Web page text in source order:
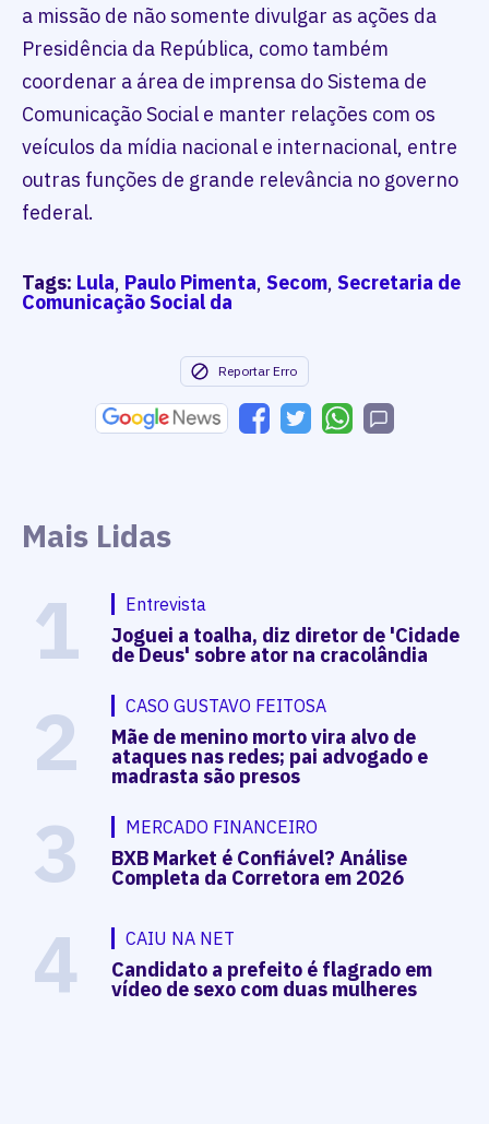
a missão de não somente divulgar as ações da
Presidência da República, como também
coordenar a área de imprensa do Sistema de
Comunicação Social e manter relações com os
veículos da mídia nacional e internacional, entre
outras funções de grande relevância no governo
federal.
Tags: Lula, Paulo Pimenta, Secom, Secretaria de
Comunicação Social da
Reportar Erro
Mais Lidas
1 Entrevista
Joguei a toalha, diz diretor de 'Cidade
de Deus' sobre ator na cracolândia
2 CASO GUSTAVO FEITOSA
Mãe de menino morto vira alvo de
ataques nas redes; pai advogado e
madrasta são presos
3 MERCADO FINANCEIRO
BXB Market é Confiável? Análise
Completa da Corretora em 2026
4 CAIU NA NET
Candidato a prefeito é flagrado em
vídeo de sexo com duas mulheres